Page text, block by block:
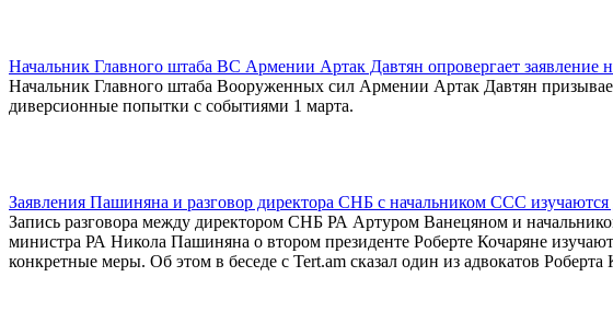
Начальник Главного штаба ВС Армении Артак Давтян опровергает заявление
Начальник Главного штаба Вооруженных сил Армении Артак Давтян
диверсионные попытки с событиями 1 марта.
Заявления Пашиняна и разговор директора СНБ с начальником ССС
Запись разговора между директором СНБ РА Артуром Ванецяном и
министра РА Никола Пашиняна о втором президенте Роберте Кочаряне
конкретные меры. Об этом в беседе с Tert.am сказал один из адвокатов